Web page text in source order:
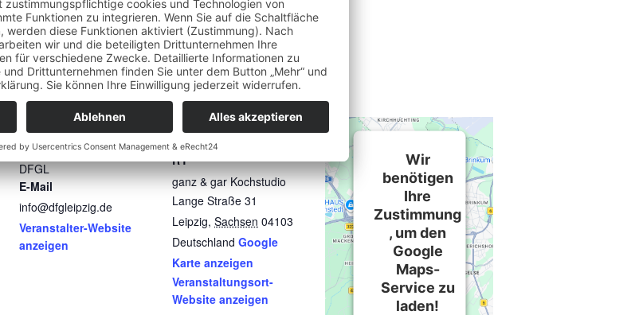
VERANSTALTER
DFGL
E-Mail
info@dfgleipzig.de
Veranstalter-Website
anzeigen
VERANSTALTUNGSO
RT
ganz & gar Kochstudio
Lange Straße 31
Leipzig, Sachsen 04103
Deutschland Google
Karte anzeigen
Veranstaltungsort-
Website anzeigen
Wir
benötigen
Ihre
Zustimmung
, um den
Google
Maps-
Service zu
laden!